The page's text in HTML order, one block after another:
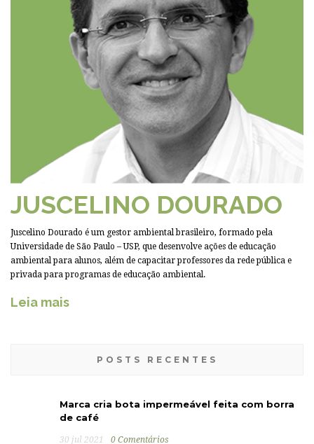
JUSCELINO DOURADO
Juscelino Dourado é um gestor ambiental brasileiro, formado pela
Universidade de São Paulo – USP, que desenvolve ações de educação
ambiental para alunos, além de capacitar professores da rede pública e
privada para programas de educação ambiental.
Leia mais
POSTS RECENTES
Marca cria bota impermeável feita com borra
de café
30 jul 2021 0 Comentários